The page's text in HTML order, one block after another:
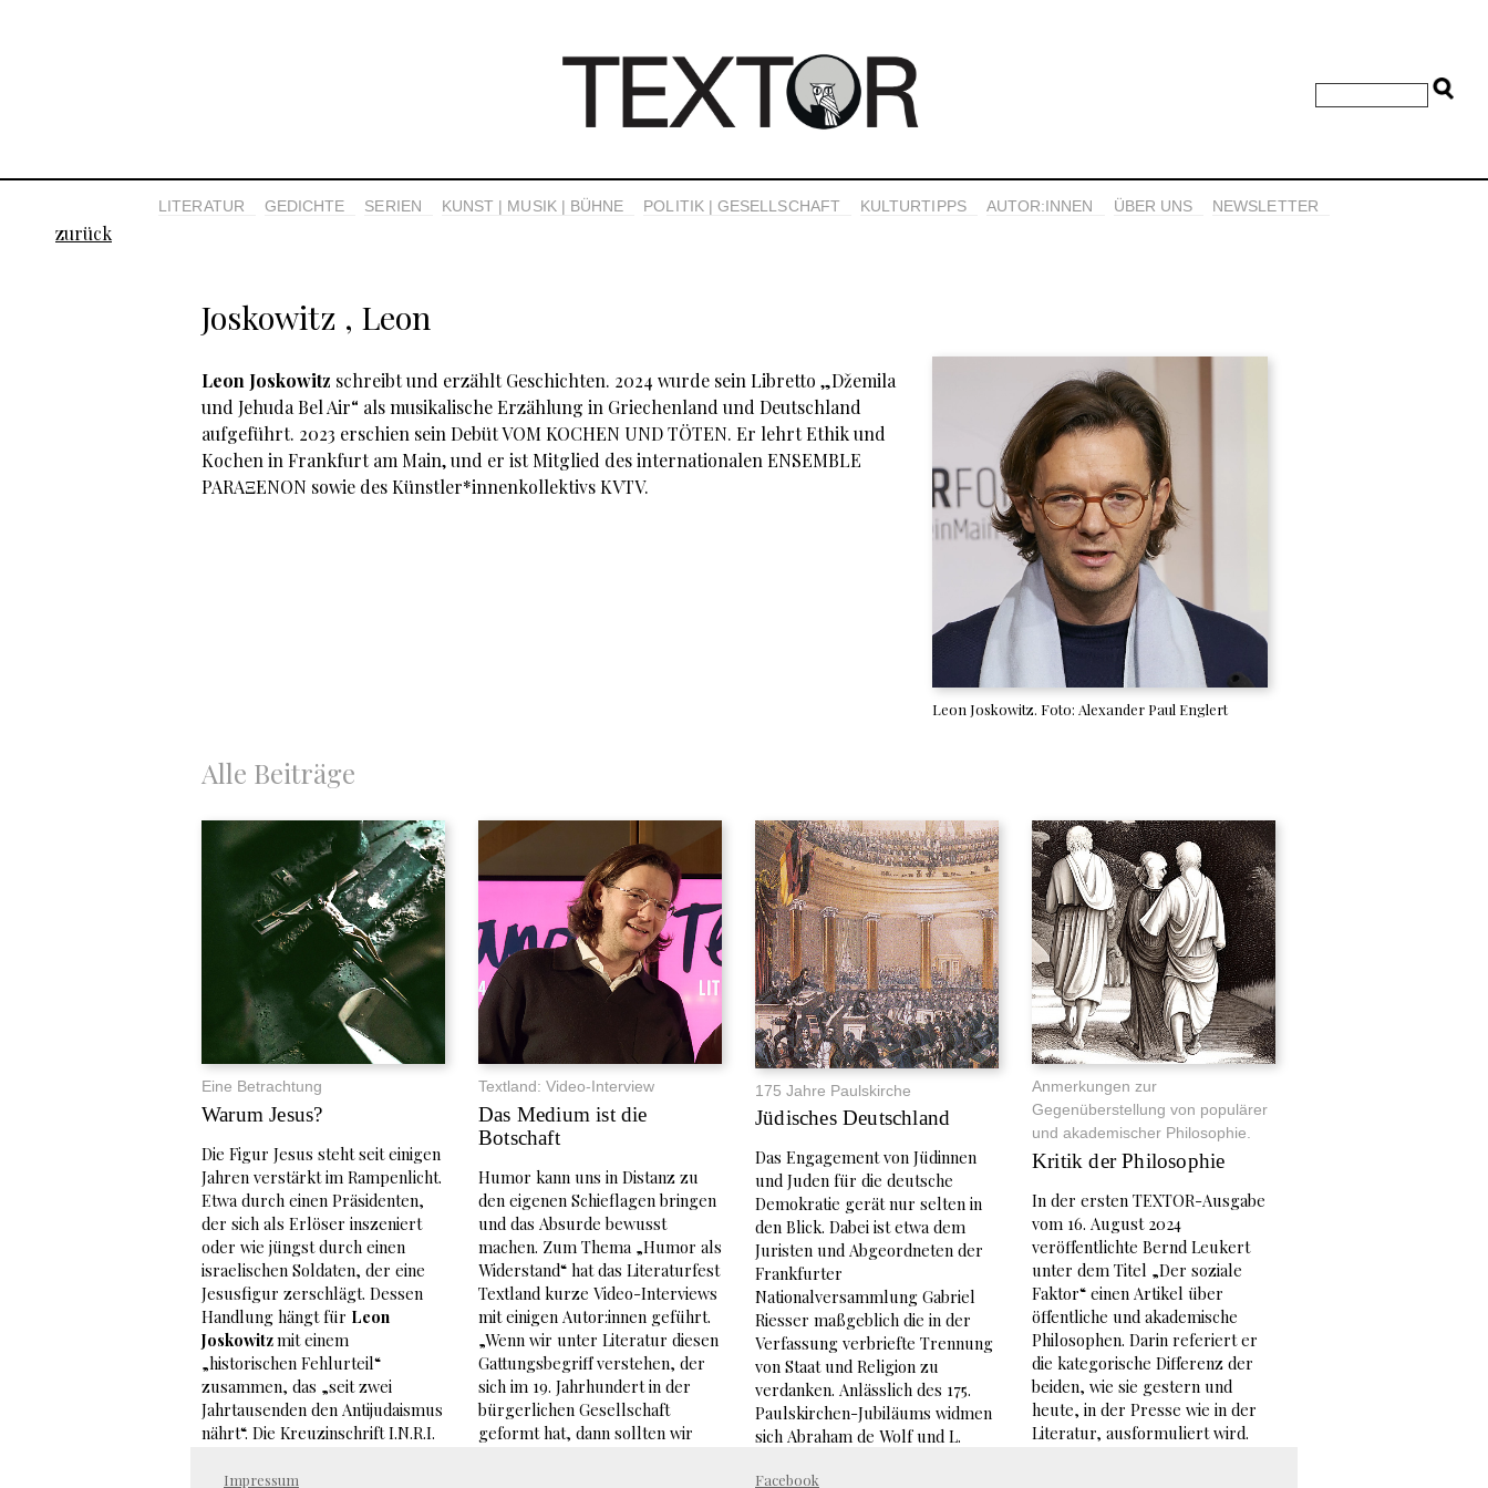
LITERATUR GEDICHTE SERIEN KUNST | MUSIK | BÜHNE POLITIK | GESELLSCHAFT KULTURTIPPS AUTOR:INNEN ÜBER UNS NEWSLETTER
zurück
Joskowitz , Leon
Leon Joskowitz schreibt und erzählt Geschichten. 2024 wurde sein Libretto „Džemila
und Jehuda Bel Air“ als musikalische Erzählung in Griechenland und Deutschland
aufgeführt. 2023 erschien sein Debüt VOM KOCHEN UND TÖTEN. Er lehrt Ethik und
Kochen in Frankfurt am Main, und er ist Mitglied des internationalen ENSEMBLE
PARAΞENON sowie des Künstler*innenkollektivs KVTV.
Leon Joskowitz. Foto: Alexander Paul Englert
Alle Beiträge
Eine Betrachtung
Warum Jesus?
Die Figur Jesus steht seit einigen
Jahren verstärkt im Rampenlicht.
Etwa durch einen Präsidenten,
der sich als Erlöser inszeniert
oder wie jüngst durch einen
israelischen Soldaten, der eine
Jesusfigur zerschlägt. Dessen
Handlung hängt für Leon
Joskowitzmit einem
„historischen Fehlurteil“
zusammen, das „seit zwei
Jahrtausenden den Antijudaismus
nährt“. Die Kreuzinschrift I.N.R.I.
Jesus von Nazaret, König der
Textland: Video-Interview
Das Medium ist die
Botschaft
Humor kann uns in Distanz zu
den eigenen Schieflagen bringen
und das Absurde bewusst
machen. Zum Thema „Humor als
Widerstand“ hat das Literaturfest
Textland kurze Video-Interviews
mit einigen Autor:innen geführt.
„Wenn wir unter Literatur diesen
Gattungsbegriff verstehen, der
sich im 19. Jahrhundert in der
bürgerlichen Gesellschaft
geformt hat, dann sollten wir
175 Jahre Paulskirche
Jüdisches Deutschland
Das Engagement von Jüdinnen
und Juden für die deutsche
Demokratie gerät nur selten in
den Blick. Dabei ist etwa dem
Juristen und Abgeordneten der
Frankfurter
Nationalversammlung Gabriel
Riesser maßgeblich die in der
Verfassung verbriefte Trennung
von Staat und Religion zu
verdanken. Anlässlich des 175.
Paulskirchen-Jubiläums widmen
sich Abraham de Wolf und L.
von Elisa Klapheck
Anmerkungen zur
Gegenüberstellung von populärer
und akademischer Philosophie.
Kritik der Philosophie
In der ersten TEXTOR-Ausgabe
vom 16. August 2024
veröffentlichte Bernd Leukert
unter dem Titel „Der soziale
Faktor“ einen Artikel über
öffentliche und akademische
Philosophen. Darin referiert er
die kategorische Differenz der
beiden, wie sie gestern und
heute, in der Presse wie in der
Literatur, ausformuliert wird.
Impressum Facebook